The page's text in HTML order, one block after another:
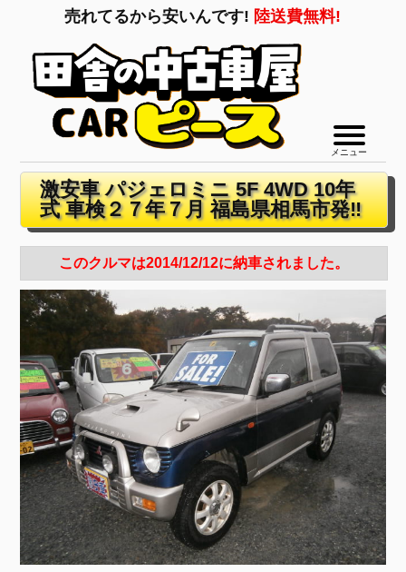
売れてるから安いんです! 陸送費無料!
メニュー
激安車 パジェロミニ 5F 4WD 10年
式 車検２７年７月 福島県相馬市発‼
このクルマは2014/12/12に納車されました。